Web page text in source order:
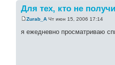
Для тех, кто не
Zurab_A Чт июн 15, 2006 17:14
я ежедневно просматриваю